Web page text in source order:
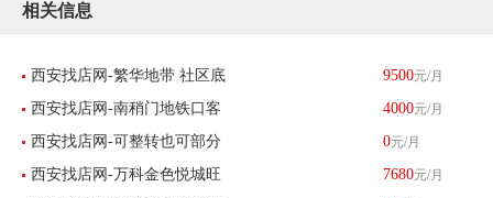
相关信息
西安找店网-繁华地带 社区底
商 小吃店 转让-已转让
9500元/月
西安找店网-南稍门地铁口客
流量大婚纱店转让-已转让
4000元/月
西安找店网-可整转也可部分
招租（母婴用品）-已转让
0元/月
西安找店网-万科金色悦城旺 7680元/月